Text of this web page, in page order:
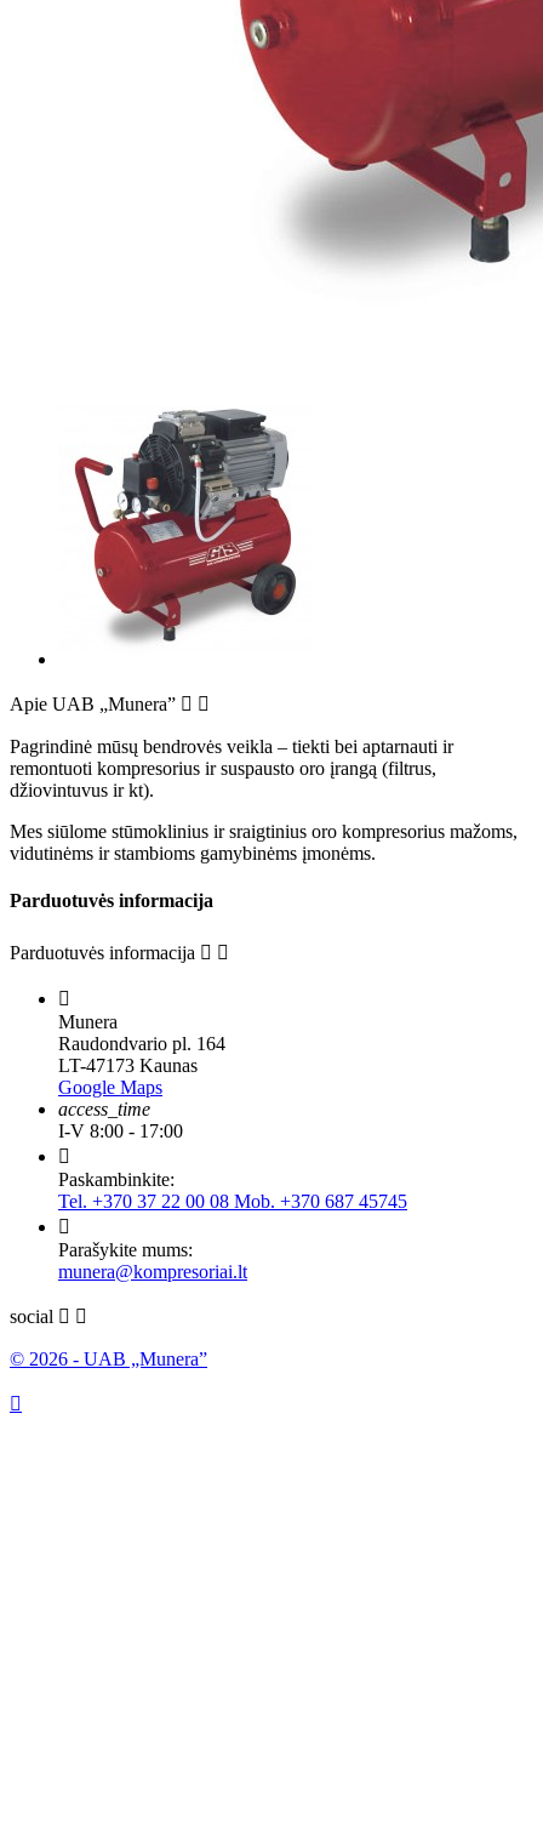
Apie UAB „Munera”  
Pagrindinė mūsų bendrovės veikla – tiekti bei aptarnauti ir
remontuoti kompresorius ir suspausto oro įrangą (filtrus,
džiovintuvus ir kt).
Mes siūlome stūmoklinius ir sraigtinius oro kompresorius mažoms,
vidutinėms ir stambioms gamybinėms įmonėms.
Parduotuvės informacija
Parduotuvės informacija  

Munera
Raudondvario pl. 164
LT-47173 Kaunas
Google Maps
access_time
I-V 8:00 - 17:00

Paskambinkite:
Tel. +370 37 22 00 08 Mob. +370 687 45745

Parašykite mums:
munera@kompresoriai.lt
social  
© 2026 - UAB „Munera”
